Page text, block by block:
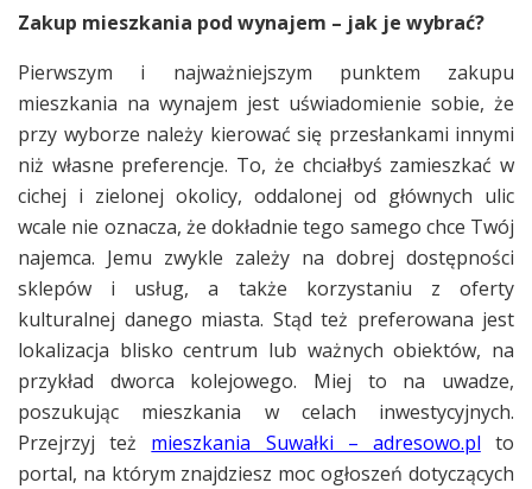
Zakup mieszkania pod wynajem – jak je wybrać?
Pierwszym i najważniejszym punktem zakupu
mieszkania na wynajem jest uświadomienie sobie, że
przy wyborze należy kierować się przesłankami innymi
niż własne preferencje. To, że chciałbyś zamieszkać w
cichej i zielonej okolicy, oddalonej od głównych ulic
wcale nie oznacza, że dokładnie tego samego chce Twój
najemca. Jemu zwykle zależy na dobrej dostępności
sklepów i usług, a także korzystaniu z oferty
kulturalnej danego miasta. Stąd też preferowana jest
lokalizacja blisko centrum lub ważnych obiektów, na
przykład dworca kolejowego. Miej to na uwadze,
poszukując mieszkania w celach inwestycyjnych.
Przejrzyj też mieszkania Suwałki – adresowo.pl to
portal, na którym znajdziesz moc ogłoszeń dotyczących